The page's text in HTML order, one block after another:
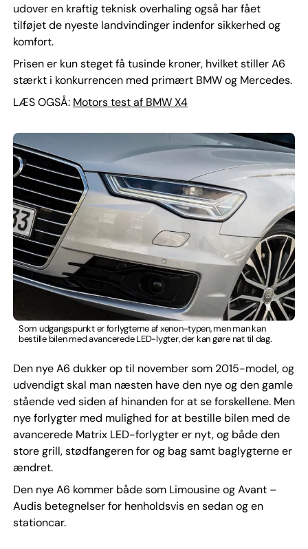
udover en kraftig teknisk overhaling også har fået
tilføjet de nyeste landvindinger indenfor sikkerhed og
komfort.
Prisen er kun steget få tusinde kroner, hvilket stiller A6
stærkt i konkurrencen med primært BMW og Mercedes.
LÆS OGSÅ: Motors test af BMW X4
Som udgangspunkt er forlygterne af xenon-typen, men man kan
bestille bilen med avancerede LED-lygter, der kan gøre nat til dag.
Den nye A6 dukker op til november som 2015-model, og
udvendigt skal man næsten have den nye og den gamle
stående ved siden af hinanden for at se forskellene. Men
nye forlygter med mulighed for at bestille bilen med de
avancerede Matrix LED-forlygter er nyt, og både den
store grill, stødfangeren for og bag samt baglygterne er
ændret.
Den nye A6 kommer både som Limousine og Avant –
Audis betegnelser for henholdsvis en sedan og en
stationcar.